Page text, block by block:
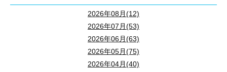
2026年08月(12)
2026年07月(53)
2026年06月(63)
2026年05月(75)
2026年04月(40)